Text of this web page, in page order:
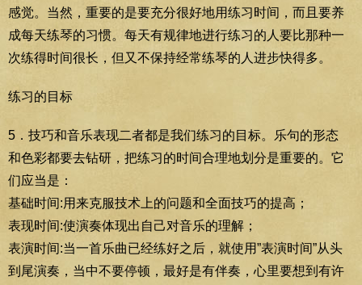
感觉。当然，重要的是要充分很好地用练习时间，而且要养
成每天练琴的习惯。每天有规律地进行练习的人要比那种一
次练得时间很长，但又不保持经常练琴的人进步快得多。
练习的目标
5．技巧和音乐表现二者都是我们练习的目标。乐句的形态
和色彩都要去钻研，把练习的时间合理地划分是重要的。它
们应当是：
基础时间:用来克服技术上的问题和全面技巧的提高；
表现时间:使演奏体现出自己对音乐的理解；
表演时间:当一首乐曲已经练好之后，就使用”表演时间”从头
到尾演奏，当中不要停顿，最好是有伴奏，心里要想到有许